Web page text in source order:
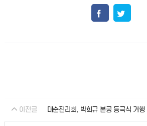
이전글 대순진리회, 박희규 본궁 등극식 거행